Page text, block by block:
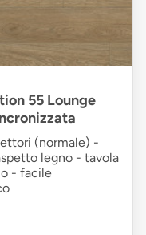
55 Lounge
(normale) -
legno - tavola
- facile